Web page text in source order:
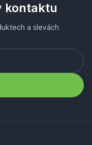
kontaktu
a slevách